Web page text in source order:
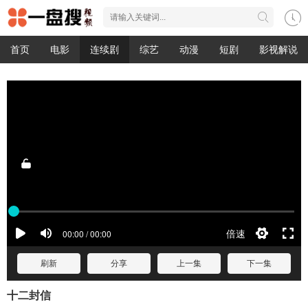
首页 电影 连续剧 综艺 动漫 短剧 影视解说
刷新 分享 上一集 下一集
十二封信